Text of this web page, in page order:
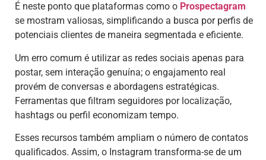
É neste ponto que plataformas como o Prospectagram
se mostram valiosas, simplificando a busca por perfis de
potenciais clientes de maneira segmentada e eficiente.
Um erro comum é utilizar as redes sociais apenas para
postar, sem interação genuína; o engajamento real
provém de conversas e abordagens estratégicas.
Ferramentas que filtram seguidores por localização,
hashtags ou perfil economizam tempo.
Esses recursos também ampliam o número de contatos
qualificados. Assim, o Instagram transforma-se de um